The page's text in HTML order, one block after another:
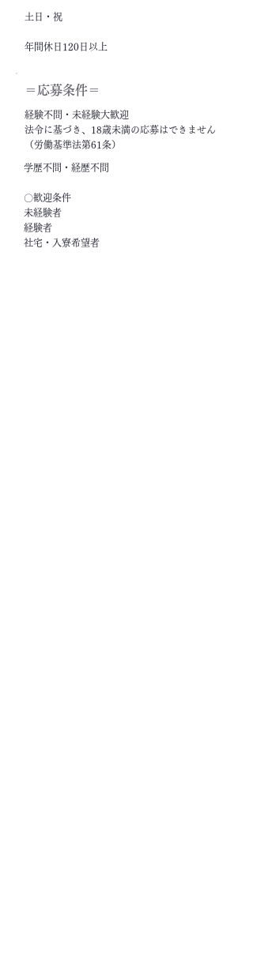
土日・祝
年間休日120日以上
＝応募条件＝
経験不問・未経験大歓迎
法令に基づき、18歳未満の応募はできません
（労働基準法第61条）
学歴不問・経歴不問
〇歓迎条件
未経験者
経験者
社宅・入寮希望者